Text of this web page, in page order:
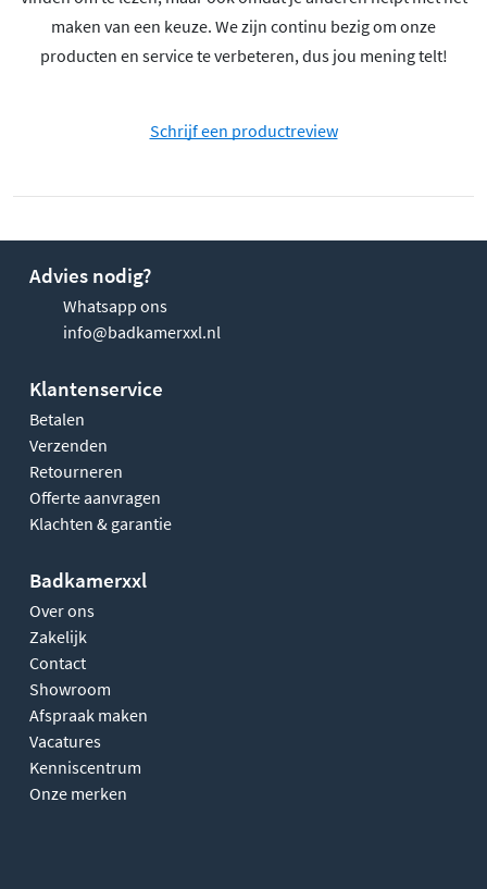
maken van een keuze. We zijn continu bezig om onze
producten en service te verbeteren, dus jou mening telt!
Schrijf een productreview
Advies nodig?
Whatsapp ons
info@badkamerxxl.nl
Klantenservice
Betalen
Verzenden
Retourneren
Offerte aanvragen
Klachten & garantie
Badkamerxxl
Over ons
Zakelijk
Contact
Showroom
Afspraak maken
Vacatures
Kenniscentrum
Onze merken